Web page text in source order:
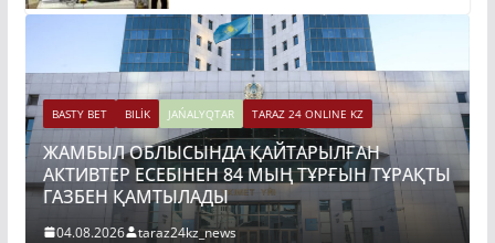
BASTY BET BILİK JAŃALYQTAR TARAZ 24 ONLINE KZ
ЖАМБЫЛ ОБЛЫСЫНДА ҚАЙТАРЫЛҒАН
АКТИВТЕР ЕСЕБІНЕН 84 МЫҢ ТҰРҒЫН ТҰРАҚТЫ
ГАЗБЕН ҚАМТЫЛАДЫ
04.08.2026 taraz24kz_news